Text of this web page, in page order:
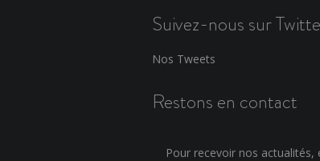
Suivez-nous sur
Nos Tweets
Restons en contact
Pour recevoir nos